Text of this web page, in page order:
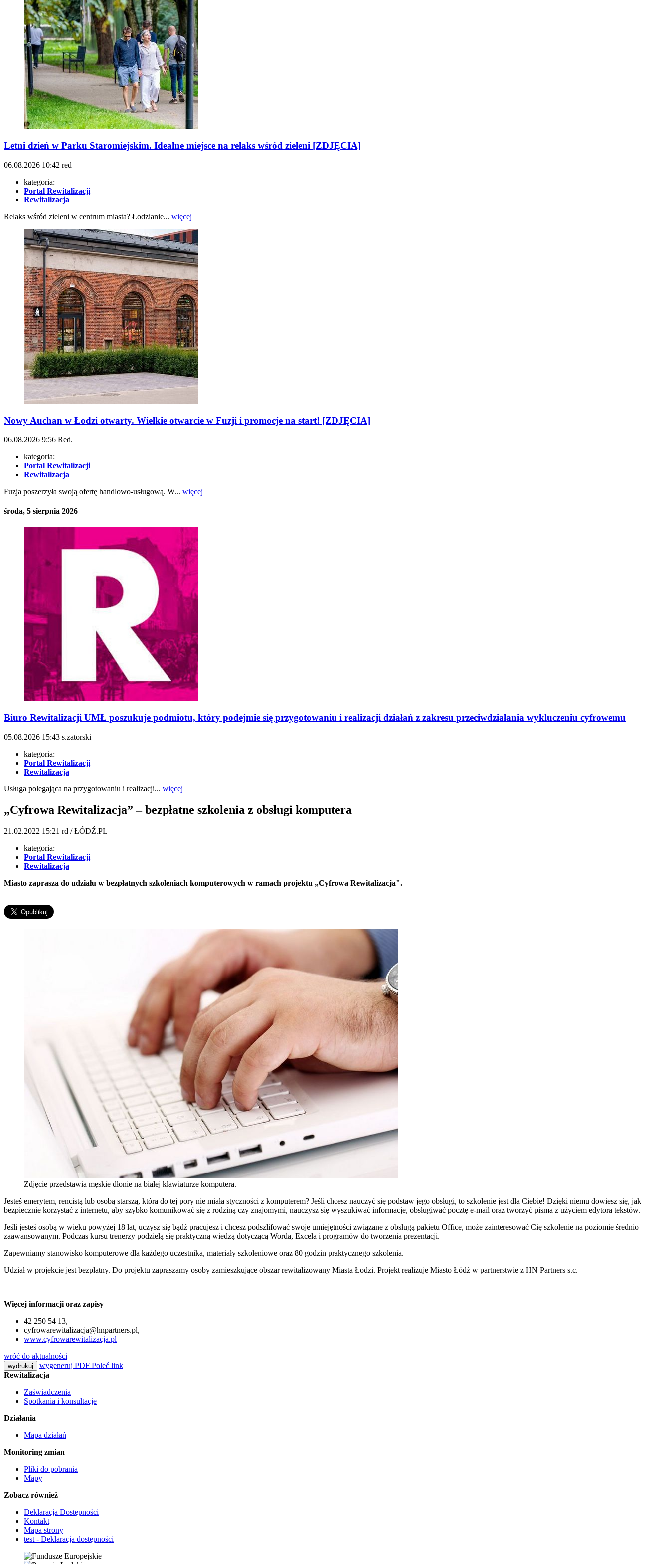
Letni dzień w Parku Staromiejskim. Idealne miejsce na relaks wśród zieleni [ZDJĘCIA]
06.08.2026 10:42 red
kategoria:
Portal Rewitalizacji
Rewitalizacja
Relaks wśród zieleni w centrum miasta? Łodzianie... więcej
Nowy Auchan w Łodzi otwarty. Wielkie otwarcie w Fuzji i promocje na start! [ZDJĘCIA]
06.08.2026 9:56 Red.
kategoria:
Portal Rewitalizacji
Rewitalizacja
Fuzja poszerzyła swoją ofertę handlowo-usługową. W... więcej
środa, 5 sierpnia 2026
Biuro Rewitalizacji UMŁ poszukuje podmiotu, który podejmie się przygotowaniu i realizacji działań z zakresu przeciwdziałania wykluczeniu cyfrowemu
05.08.2026 15:43 s.zatorski
kategoria:
Portal Rewitalizacji
Rewitalizacja
Usługa polegająca na przygotowaniu i realizacji... więcej
„Cyfrowa Rewitalizacja” – bezpłatne szkolenia z obsługi komputera
21.02.2022 15:21 rd / ŁÓDŹ.PL
kategoria:
Portal Rewitalizacji
Rewitalizacja
Miasto zaprasza do udziału w bezpłatnych szkoleniach komputerowych w ramach projektu „Cyfrowa Rewitalizacja".
Zdjęcie przedstawia męskie dłonie na białej klawiaturze komputera.
Jesteś emerytem, rencistą lub osobą starszą, która do tej pory nie miała styczności z komputerem? Jeśli chcesz nauczyć się podstaw jego obsługi, to szkolenie jest dla Ciebie! Dzięki niemu dowiesz się, jak
bezpiecznie korzystać z internetu, aby szybko komunikować się z rodziną czy znajomymi, nauczysz się wyszukiwać informacje, obsługiwać pocztę e-mail oraz tworzyć pisma z użyciem edytora tekstów.
Jeśli jesteś osobą w wieku powyżej 18 lat, uczysz się bądź pracujesz i chcesz podszlifować swoje umiejętności związane z obsługą pakietu Office, może zainteresować Cię szkolenie na poziomie średnio
zaawansowanym. Podczas kursu trenerzy podzielą się praktyczną wiedzą dotyczącą Worda, Excela i programów do tworzenia prezentacji.
Zapewniamy stanowisko komputerowe dla każdego uczestnika, materiały szkoleniowe oraz 80 godzin praktycznego szkolenia.
Udział w projekcie jest bezpłatny. Do projektu zapraszamy osoby zamieszkujące obszar rewitalizowany Miasta Łodzi. Projekt realizuje Miasto Łódź w partnerstwie z HN Partners s.c.
Więcej informacji oraz zapisy
42 250 54 13,
cyfrowarewitalizacja@hnpartners.pl,
www.cyfrowarewitalizacja.pl
wróć do aktualności
wydrukuj wygeneruj PDF Poleć link
Rewitalizacja
Zaświadczenia
Spotkania i konsultacje
Działania
Mapa działań
Monitoring zmian
Pliki do pobrania
Mapy
Zobacz również
Deklaracja Dostępności
Kontakt
Mapa strony
test - Deklaracja dostępności